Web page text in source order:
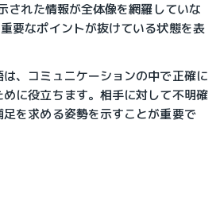
された情報が全体像を網羅していな
要なポイントが抜けている状態を表
、コミュニケーションの中で正確に
に役立ちます。相手に対して不明確
を求める姿勢を示すことが重要で